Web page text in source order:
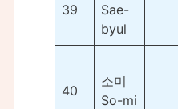
39
Sae-
byul
40
소미
So-mi